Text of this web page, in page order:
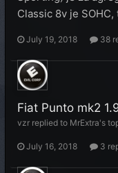
Classic 8v je
July 19, 2018 38
Fiat Punto mk2
vzr replied to MrExtra's
July 16, 2018 3